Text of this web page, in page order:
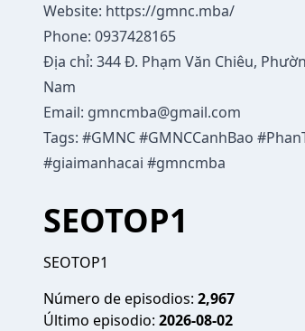
Website: https://gmnc.mba/
Phone: 0937428165
Địa chỉ: 344 Đ. Phạm Văn Chiêu,
Nam
Email: gmncmba@gmail.com
Tags: #GMNC #GMNCCanhBao
#giaimanhacai #gmncmba
SEOTOP1
SEOTOP1
Número de episodios: 2,967
Último episodio: 2026-08-02